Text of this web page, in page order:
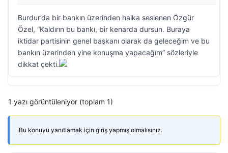
Burdur’da bir bankın üzerinden halka seslenen Özgür
Özel, “Kaldırın bu bankı, bir kenarda dursun. Buraya
iktidar partisinin genel başkanı olarak da geleceğim ve bu
bankın üzerinden yine konuşma yapacağım” sözleriyle
dikkat çekti.
1 yazı görüntüleniyor (toplam 1)
Bu konuyu yanıtlamak için giriş yapmış olmalısınız.